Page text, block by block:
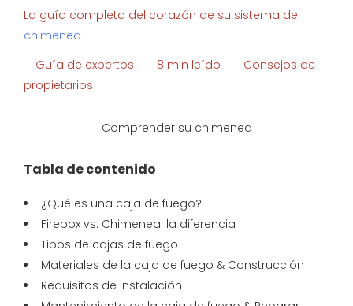
La guía completa del corazón de su sistema de
chimenea
Guía de expertos
8 min leído
Consejos de
propietarios
Comprender su chimenea
Tabla de contenido
¿Qué es una caja de fuego?
Firebox vs. Chimenea: la diferencia
Tipos de cajas de fuego
Materiales de la caja de fuego & Construcción
Requisitos de instalación